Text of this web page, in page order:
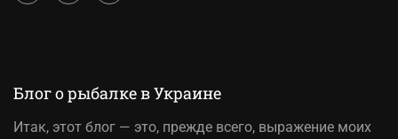
Блог о рыбалке в Украине
Итак, этот блог — это, прежде всего, выражение моих